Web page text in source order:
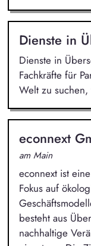
Dienste in
Dienste in
Fachkräfte für
Welt zu
econnext
am Main
econnext ist
Fokus auf
besteht aus
nachhaltige